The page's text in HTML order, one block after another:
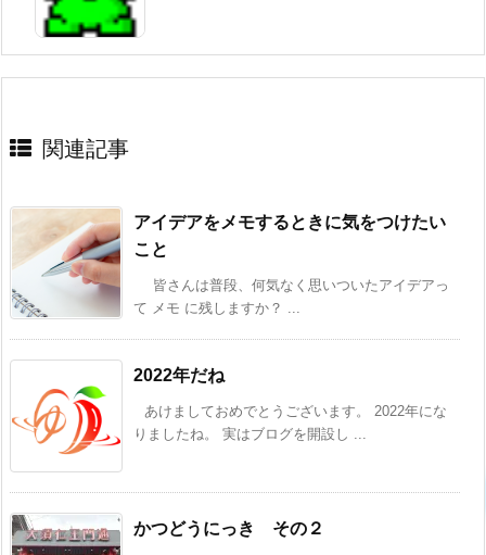
関連記事
アイデアをメモするときに気をつけたい
こと
皆さんは普段、何気なく思いついたアイデアっ
て メモ に残しますか？ ...
2022年だね
あけましておめでとうございます。 2022年にな
りましたね。 実はブログを開設し ...
かつどうにっき その２